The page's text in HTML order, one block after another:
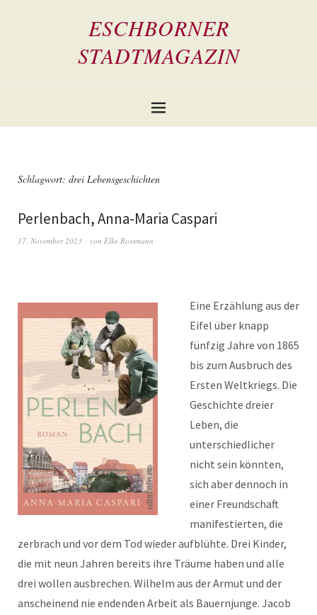
ESCHBORNER
STADTMAGAZIN
Schlagwort: drei Lebensgeschichten
Perlenbach, Anna-Maria Caspari
17. November 2023 von Elke Rossmann
Eine Erzählung aus der
Eifel über knapp
fünfzig Jahre von 1865
bis zum Ausbruch des
Ersten Weltkriegs. Die
Geschichte dreier
Leben, die
unterschiedlicher
nicht sein könnten,
sich aber dennoch in
einer Freundschaft
manifestierten, die
zerbrach und vor dem Tod wieder aufblühte. Drei Kinder,
die mit neun Jahren bereits ihre Träume haben und alle
drei wollen ausbrechen. Wilhelm aus der Armut und der
anscheinend nie endenden Arbeit als Bauernjunge. Jacob